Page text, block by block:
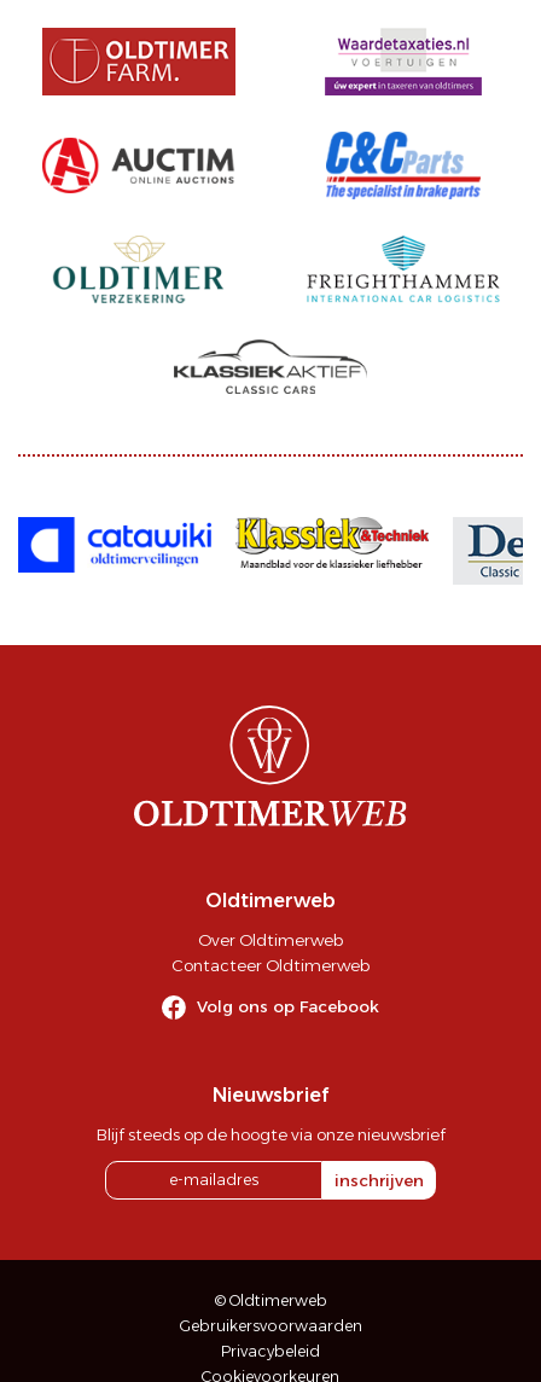
Oldtimerweb
Over Oldtimerweb
Contacteer Oldtimerweb
Volg ons op Facebook
Nieuwsbrief
Blijf steeds op de hoogte via onze nieuwsbrief
inschrijven
© Oldtimerweb
Gebruikersvoorwaarden
Privacybeleid
Cookievoorkeuren